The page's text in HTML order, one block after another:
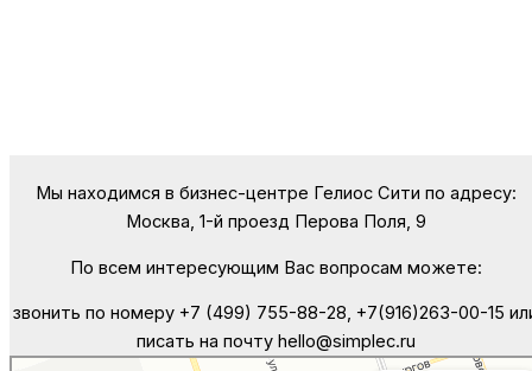
Мы находимся в бизнес-центре Гелиос Сити по адресу:
Москва, 1-й проезд Перова Поля, 9
По всем интересующим Вас вопросам можете:
звонить по номеру +7 (499) 755-88-28, +7(916)263-00-15
писать на почту hello@simplec.ru